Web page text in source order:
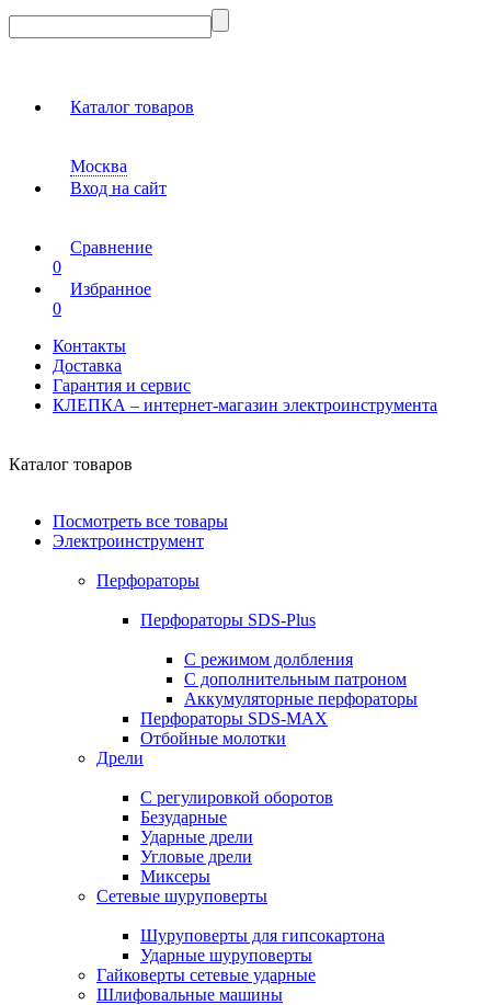
Каталог товаров
Москва
Вход на сайт
Сравнение
0
Избранное
0
Контакты
Доставка
Гарантия и сервис
КЛЕПКА – интернет-магазин электроинструмента
Каталог товаров
Посмотреть все товары
Электроинструмент
Перфораторы
Перфораторы SDS-Plus
С режимом долбления
С дополнительным патроном
Аккумуляторные перфораторы
Перфораторы SDS-MAX
Отбойные молотки
Дрели
С регулировкой оборотов
Безударные
Ударные дрели
Угловые дрели
Миксеры
Сетевые шуруповерты
Шуруповерты для гипсокартона
Ударные шуруповерты
Гайковерты сетевые ударные
Шлифовальные машины